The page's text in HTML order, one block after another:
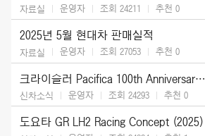
자료실 운영자 조회 24211 추천 0
2025년 5월 현대차 판매실적
자료실 운영자 조회 27053 추천 0
크라이슬러 Pacifica 100th Anniversary Edition (2026)
신차소식 운영자 조회 24293 추천 0
도요타 GR LH2 Racing Concept (2025)